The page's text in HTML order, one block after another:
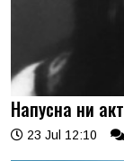
Напусна ни
23 Jul 12:10